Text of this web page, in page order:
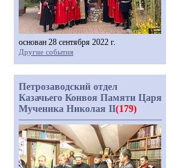
основан 28 сентября 2022 г.
Другие события
Петрозаводский отдел
Казачьего Конвоя Памяти Царя
Мученика Николая II(179)